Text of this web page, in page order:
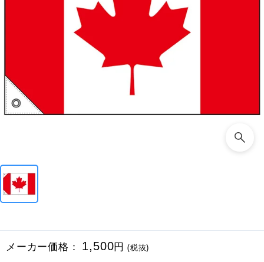
メーカー価格： 1,500円(税抜)